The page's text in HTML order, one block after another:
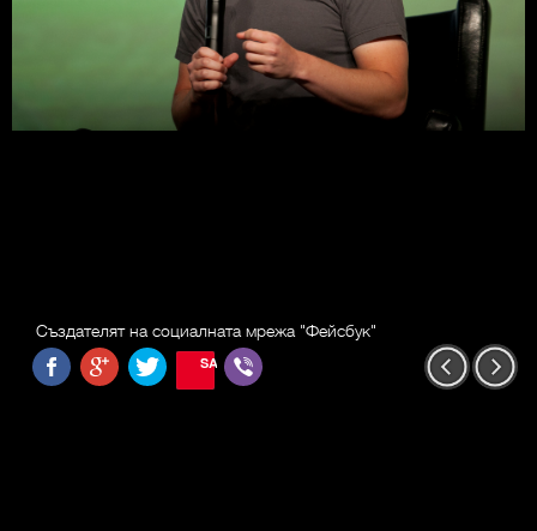
Създателят на социалната мрежа "Фейсбук"
SAVE